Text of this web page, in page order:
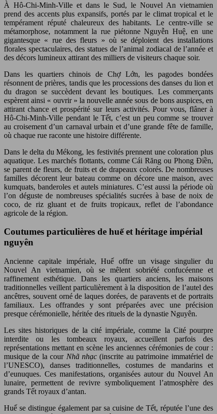
À Hô-Chi-Minh-Ville et dans le Sud, le Nouvel An vietnamien
prend des accents plus expansifs, portés par le climat tropical et le
tempérament réputé chaleureux des habitants. Le centre-ville se
métamorphose, notamment la rue piétonne Nguyễn Huệ, en une
gigantesque « rue des fleurs » où se déploient des installations
florales spectaculaires, des statues de l’animal zodiacal de l’année et
des décors lumineux attirant des milliers de visiteurs chaque soir.
Dans les quartiers chinois de Chợ Lớn, les pagodes bondées
résonnent de prières, tandis que les processions des danses du lion et
du dragon se succèdent devant les boutiques. Les commerçants
espèrent ainsi « ouvrir » la nouvelle année sous de bons auspices, en
attirant chance et prospérité sur leurs activités. Pour vous, flâner à
Hô-Chi-Minh-Ville pendant le Tết, c’est un peu comme se trouver
au croisement d’un carnaval urbain et d’une grande fête de famille,
où chaque rue raconte une histoire différente.
Dans le delta du Mékong, les festivités prennent une coloration plus
aquatique. Les marchés flottants, comme Cái Răng ou Phong Điền,
se parent de fleurs, de fruits et de drapeaux colorés. De nombreuses
familles décorent leur bateau comme on décore une maison, avec
kumquats, banderoles et autels miniatures. C’est aussi la période où
l’on déguste de nombreuses spécialités sucrées à base de noix de
coco, de riz gluant et de fruits tropicaux, reflet de l’abondance
agricole de la région.
Coutumes particulières de huế et héritage impérial
nguyên
Ancienne capitale impériale, Huế offre un visage singulier du
Nouvel An vietnamien, où se mêlent sobriété confucéenne et
raffinement esthétique. Dans les quartiers anciens, les maisons
traditionnelles veillent particulièrement à la disposition de l’autel des
ancêtres, souvent orné de laques dorées, de paravents et de portraits
familiaux. Les offrandes y sont préparées avec une précision
presque cérémonielle, héritée des rituels de la dynastie Nguyên.
Les sites historiques de la cité impériale, comme la Cité pourpre
interdite ou les tombeaux royaux, accueillent parfois des
représentations mettant en scène les anciennes cérémonies de cour :
musique de la cour Nhã nhạc (inscrite au patrimoine immatériel de
l’UNESCO), danses traditionnelles, costumes de mandarins et
d’eunuques. Ces manifestations, organisées autour du Nouvel An
lunaire, permettent de revivre symboliquement l’atmosphère des
grands Tết royaux d’antan.
Huế se distingue également par sa cuisine de Tết, réputée l’une des